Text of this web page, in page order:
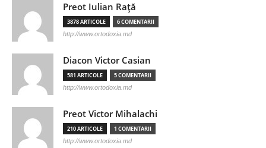
Preot Iulian Raţă
3878 ARTICOLE 6 COMENTARII
http://www.ortodoxia.md
Diacon Victor Casian
581 ARTICOLE 5 COMENTARII
http://www.ortodoxia.md
Preot Victor Mihalachi
210 ARTICOLE 1 COMENTARII
http://www.ortodoxia.md